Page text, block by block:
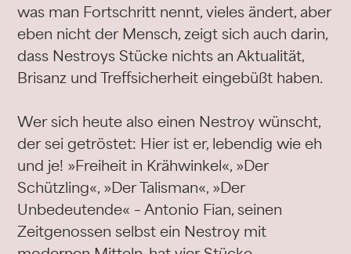
was man Fortschritt nennt, vieles ändert, aber
eben nicht der Mensch, zeigt sich auch darin,
dass Nestroys Stücke nichts an Aktualität,
Brisanz und Treffsicherheit eingebüßt haben.
Wer sich heute also einen Nestroy wünscht,
der sei getröstet: Hier ist er, lebendig wie eh
und je! »Freiheit in Krähwinkel«, »Der
Schützling«, »Der Talisman«, »Der
Unbedeutende« – Antonio Fian, seinen
Zeitgenossen selbst ein Nestroy mit